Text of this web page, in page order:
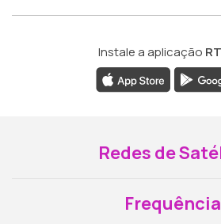
Instale a aplicação
Redes de